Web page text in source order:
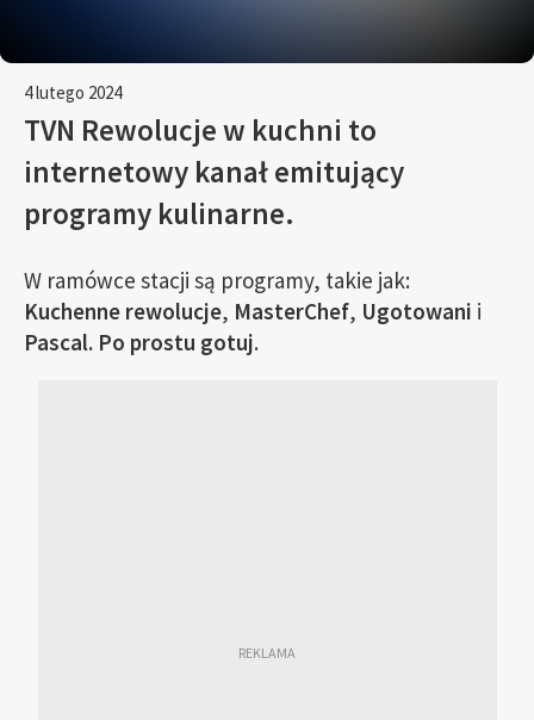
4 lutego 2024
TVN Rewolucje w kuchni to
internetowy kanał emitujący
programy kulinarne.
W ramówce stacji są programy, takie jak:
Kuchenne rewolucje, MasterChef, Ugotowani i
Pascal. Po prostu gotuj.